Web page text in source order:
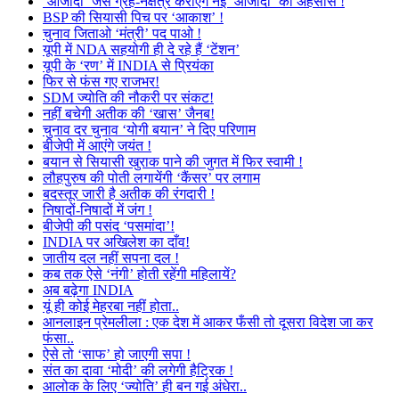
BSP की सियासी पिच पर ‘आकाश’ !
चुनाव जिताओ ‘मंत्री’ पद पाओ !
यूपी में NDA सहयोगी ही दे रहे हैं ‘टेंशन’
यूपी के ‘रण’ में INDIA से प्रियंका
फिर से फंस गए राजभर!
SDM ज्योति की नौकरी पर संकट!
नहीं बचेगी अतीक की ‘खास’ जैनब!
चुनाव दर चुनाव ‘योगी बयान’ ने दिए परिणाम
बीजेपी में आएंगे जयंत !
बयान से सियासी खुराक पाने की जुगत में फिर स्वामी !
लौहपुरुष की पोती लगायेंगी ‘कैंसर’ पर लगाम
बदस्तूर जारी है अतीक की रंगदारी !
निषादों-निषादों में जंग !
बीजेपी की पसंद ‘पसमांदा’!
INDIA पर अखिलेश का दाँव!
जातीय दल नहीं सपना दल !
कब तक ऐसे ‘नंगी’ होती रहेंगी महिलायें?
अब बढ़ेगा INDIA
यूं ही कोई मेहरबा नहीं होता..
आनलाइन प्रेमलीला : एक देश में आकर फँसी तो दूसरा विदेश जा कर
फंसा..
ऐसे तो ‘साफ’ हो जाएगी सपा !
संत का दावा ‘मोदी’ की लगेगी हैट्रिक !
आलोक के लिए ‘ज्योति’ ही बन गई अंधेरा..